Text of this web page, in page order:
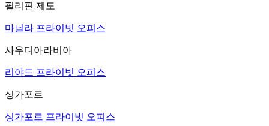
필리핀 제도
마닐라 프라이빗 오피스
사우디아라비아
리야드 프라이빗 오피스
싱가포르
싱가포르 프라이빗 오피스